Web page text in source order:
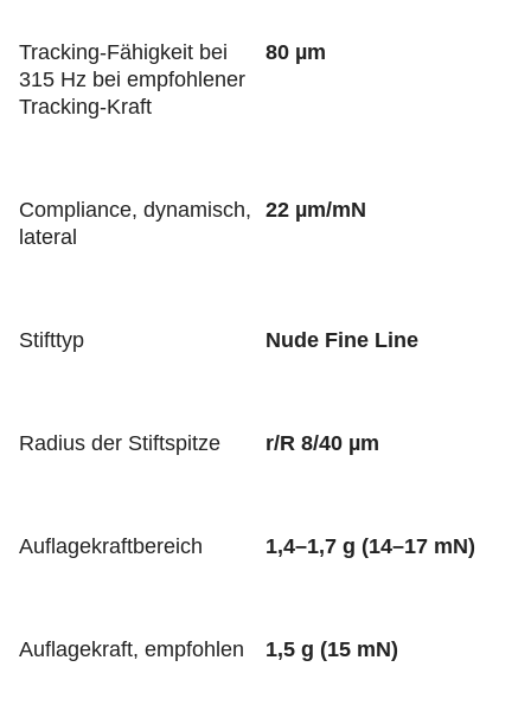
Tracking-Fähigkeit bei
315 Hz bei empfohlener
Tracking-Kraft
80 µm
Compliance, dynamisch,
lateral
22 µm/mN
Stifttyp Nude Fine Line
Radius der Stiftspitze r/R 8/40 µm
Auflagekraftbereich 1,4–1,7 g (14–17 mN)
Auflagekraft, empfohlen 1,5 g (15 mN)